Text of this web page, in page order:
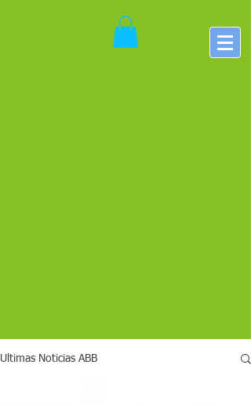
Ultimas Noticias ABB